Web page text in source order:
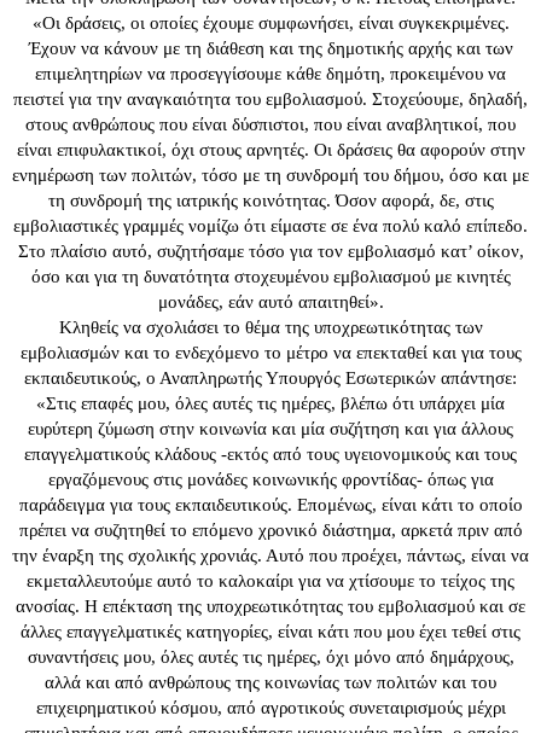
«Οι δράσεις, οι οποίες έχουμε συμφωνήσει, είναι συγκεκριμένες.
Έχουν να κάνουν με τη διάθεση και της δημοτικής αρχής και των
επιμελητηρίων να προσεγγίσουμε κάθε δημότη, προκειμένου να
πειστεί για την αναγκαιότητα του εμβολιασμού. Στοχεύουμε, δηλαδή,
στους ανθρώπους που είναι δύσπιστοι, που είναι αναβλητικοί, που
είναι επιφυλακτικοί, όχι στους αρνητές. Οι δράσεις θα αφορούν στην
ενημέρωση των πολιτών, τόσο με τη συνδρομή του δήμου, όσο και με
τη συνδρομή της ιατρικής κοινότητας. Όσον αφορά, δε, στις
εμβολιαστικές γραμμές νομίζω ότι είμαστε σε ένα πολύ καλό επίπεδο.
Στο πλαίσιο αυτό, συζητήσαμε τόσο για τον εμβολιασμό κατ’ οίκον,
όσο και για τη δυνατότητα στοχευμένου εμβολιασμού με κινητές
μονάδες, εάν αυτό απαιτηθεί».
Κληθείς να σχολιάσει το θέμα της υποχρεωτικότητας των
εμβολιασμών και το ενδεχόμενο το μέτρο να επεκταθεί και για τους
εκπαιδευτικούς, ο Αναπληρωτής Υπουργός Εσωτερικών απάντησε:
«Στις επαφές μου, όλες αυτές τις ημέρες, βλέπω ότι υπάρχει μία
ευρύτερη ζύμωση στην κοινωνία και μία συζήτηση και για άλλους
επαγγελματικούς κλάδους -εκτός από τους υγειονομικούς και τους
εργαζόμενους στις μονάδες κοινωνικής φροντίδας- όπως για
παράδειγμα για τους εκπαιδευτικούς. Επομένως, είναι κάτι το οποίο
πρέπει να συζητηθεί το επόμενο χρονικό διάστημα, αρκετά πριν από
την έναρξη της σχολικής χρονιάς. Αυτό που προέχει, πάντως, είναι να
εκμεταλλευτούμε αυτό το καλοκαίρι για να χτίσουμε το τείχος της
ανοσίας. Η επέκταση της υποχρεωτικότητας του εμβολιασμού και σε
άλλες επαγγελματικές κατηγορίες, είναι κάτι που μου έχει τεθεί στις
συναντήσεις μου, όλες αυτές τις ημέρες, όχι μόνο από δημάρχους,
αλλά και από ανθρώπους της κοινωνίας των πολιτών και του
επιχειρηματικού κόσμου, από αγροτικούς συνεταιρισμούς μέχρι